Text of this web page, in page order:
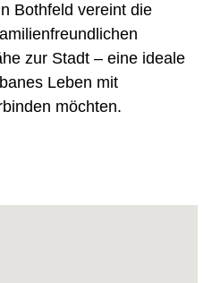
Bothfeld vereint die
zur Stadt – eine ideale
Leben mit
möchten.